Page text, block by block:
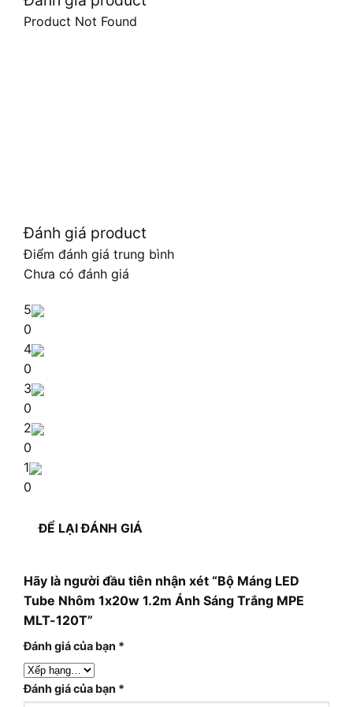
Product Not Found
Đánh giá product
Điểm đánh giá trung bình
Chưa có đánh giá
5
0
4
0
3
0
2
0
1
0
ĐỂ LẠI ĐÁNH GIÁ
Hãy là người đầu tiên nhận xét “Bộ Máng LED
Tube Nhôm 1x20w 1.2m Ánh Sáng Trắng MPE
MLT-120T”
Đánh giá của bạn *
Đánh giá của bạn *